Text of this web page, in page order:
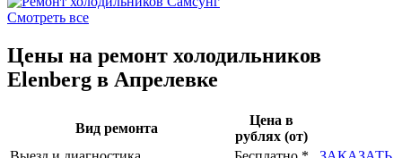
Смотреть все
Цены на ремонт холодильников
Elenberg в Апрелевке
Вид ремонта
Цена в
рублях (от)